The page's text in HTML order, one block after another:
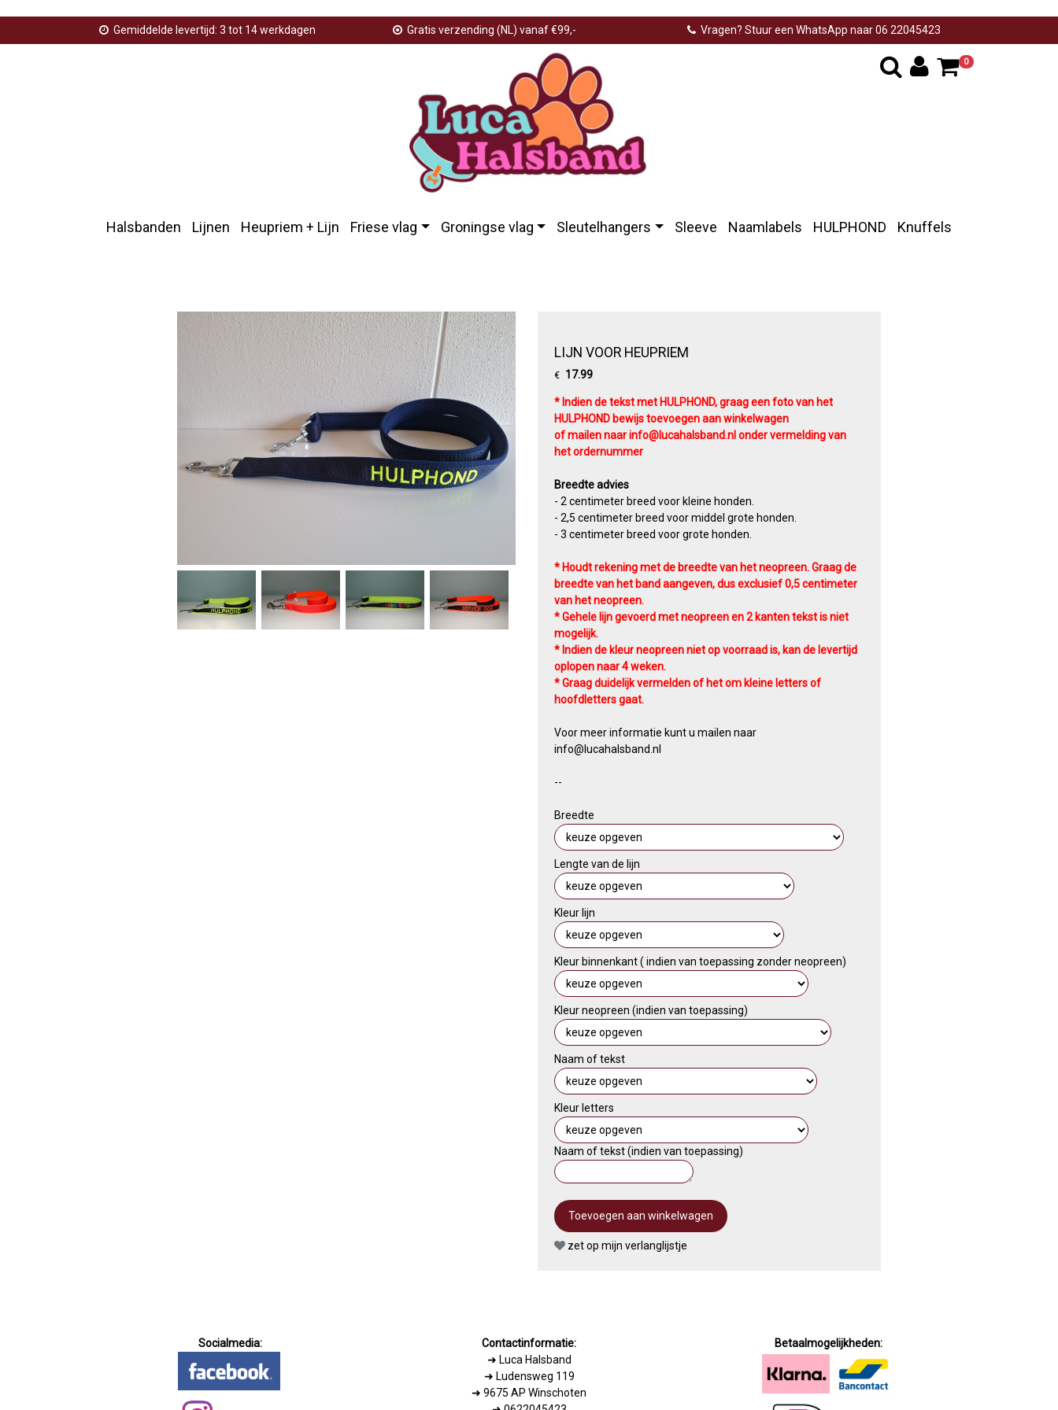
Gemiddelde levertijd: 3 tot 14 werkdagen Gratis verzending (NL) vanaf €99,- Vragen? Stuur een WhatsApp naar 06 22045423
0
Halsbanden Lijnen Heupriem + Lijn Friese vlag Groningse vlag Sleutelhangers Sleeve Naamlabels HULPHOND Knuffels
LIJN VOOR HEUPRIEM
€ 17.99
* Indien de tekst met HULPHOND, graag een foto van het
HULPHOND bewijs toevoegen aan winkelwagen
of mailen naar info@lucahalsband.nl onder vermelding van
het ordernummer
Breedte advies
- 2 centimeter breed voor kleine honden.
- 2,5 centimeter breed voor middel grote honden.
- 3 centimeter breed voor grote honden.
* Houdt rekening met de breedte van het neopreen. Graag de
breedte van het band aangeven, dus exclusief 0,5 centimeter
van het neopreen.
* Gehele lijn gevoerd met neopreen en 2 kanten tekst is niet
mogelijk.
* Indien de kleur neopreen niet op voorraad is, kan de levertijd
oplopen naar 4 weken.
* Graag duidelijk vermelden of het om kleine letters of
hoofdletters gaat.
Voor meer informatie kunt u mailen naar
info@lucahalsband.nl
​--
Breedte
Lengte van de lijn
Kleur lijn
Kleur binnenkant ( indien van toepassing zonder neopreen)
Kleur neopreen (indien van toepassing)
Naam of tekst
Kleur letters
Naam of tekst (indien van toepassing)
zet op mijn verlanglijstje
Socialmedia:
Contactinformatie:
➜ Luca Halsband
➜ Ludensweg 119
➜ 9675 AP Winschoten
Betaalmogelijkheden: